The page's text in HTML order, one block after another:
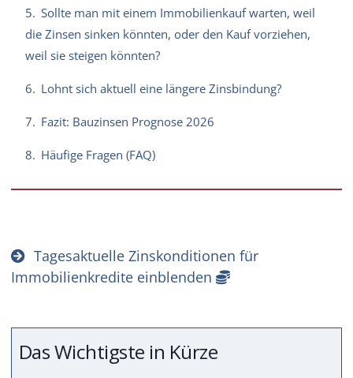
5. Sollte man mit einem Immobilienkauf warten, weil
die Zinsen sinken könnten, oder den Kauf vorziehen,
weil sie steigen könnten?
6. Lohnt sich aktuell eine längere Zinsbindung?
7. Fazit: Bauzinsen Prognose 2026
8. Häufige Fragen (FAQ)
Tagesaktuelle Zinskonditionen für
Immobilienkredite einblenden
Das Wichtigste in Kürze